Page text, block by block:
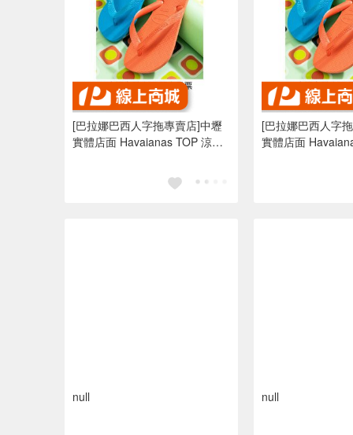
[巴拉娜巴西人字拖專賣店]中壢
實體店面 Havaianas TOP 涼鞋
[巴拉娜巴西人字
實體店面 Havaianas
null null